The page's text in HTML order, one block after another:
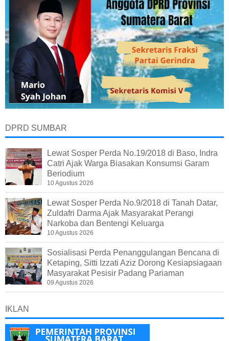
DPRD SUMBAR
Lewat Sosper Perda No.19/2018 di Baso, Indra
Catri Ajak Warga Biasakan Konsumsi Garam
Beriodium
10 Agustus 2026
Lewat Sosper Perda No.9/2018 di Tanah Datar,
Zuldafri Darma Ajak Masyarakat Perangi
Narkoba dan Bentengi Keluarga
10 Agustus 2026
Sosialisasi Perda Penanggulangan Bencana di
Ketaping, Sitti Izzati Aziz Dorong Kesiapsiagaan
Masyarakat Pesisir Padang Pariaman
09 Agustus 2026
IKLAN